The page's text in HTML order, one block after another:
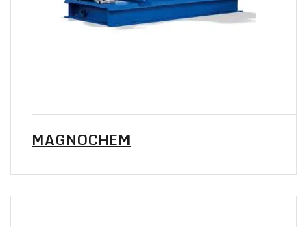
MAGNOCHEM